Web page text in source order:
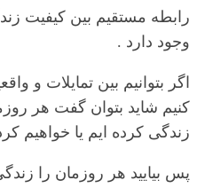
رابطه مستقیم بین کیفیت
وجود دارد .
اگر بتوانیم بین تمایلات و
کنیم شاید بتوان گفت هر
زندگی کرده ایم یا خواهیم
پس بیایید هر روزمان را